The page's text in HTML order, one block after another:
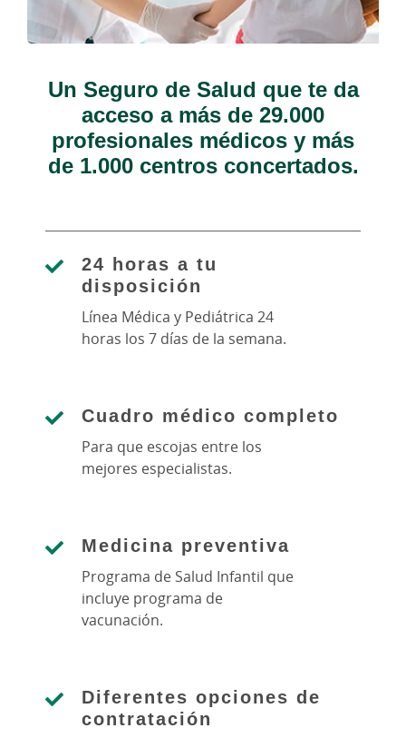
Un Seguro de Salud que te da
acceso a más de 29.000
profesionales médicos y más
de 1.000 centros concertados.
24 horas a tu
disposición
Línea Médica y Pediátrica 24
horas los 7 días de la semana.
Cuadro médico completo
Para que escojas entre los
mejores especialistas.
Medicina preventiva
Programa de Salud Infantil que
incluye programa de
vacunación.
Diferentes opciones de
contratación